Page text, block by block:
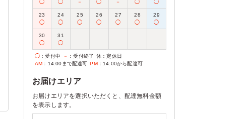
◯
◯
－
◯
－
◯
◯
23
◯
24
◯
25
◯
26
◯
27
◯
28
◯
29
◯
30
◯
31
◯
◯ ：受付中 － ：受付終了 休 ：定休日
AM ：14:00まで配達可 PM：14:00から配達可
お届けエリア
お届けエリアを選択いただくと、配達無料金額
を表示します。